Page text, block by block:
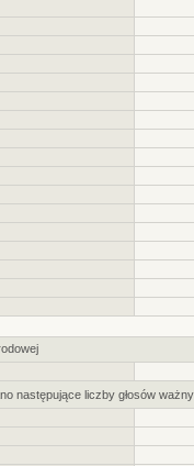
następujące liczby głosów